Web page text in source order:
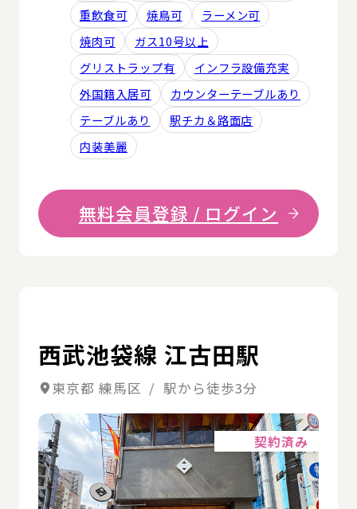
重飲食可
焼鳥可
ラーメン可
焼肉可
ガス10号以上
グリストラップ有
インフラ設備充実
外国籍入居可
カウンターテーブルあり
テーブルあり
駅チカ＆路面店
内装美麗
無料会員登録 / ログイン
西武池袋線 江古田駅
東京都 練馬区 / 駅から徒歩3分
契約済み